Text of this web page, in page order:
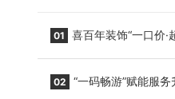
01 喜百年装饰“一口价·
02 “一码畅游”赋能服